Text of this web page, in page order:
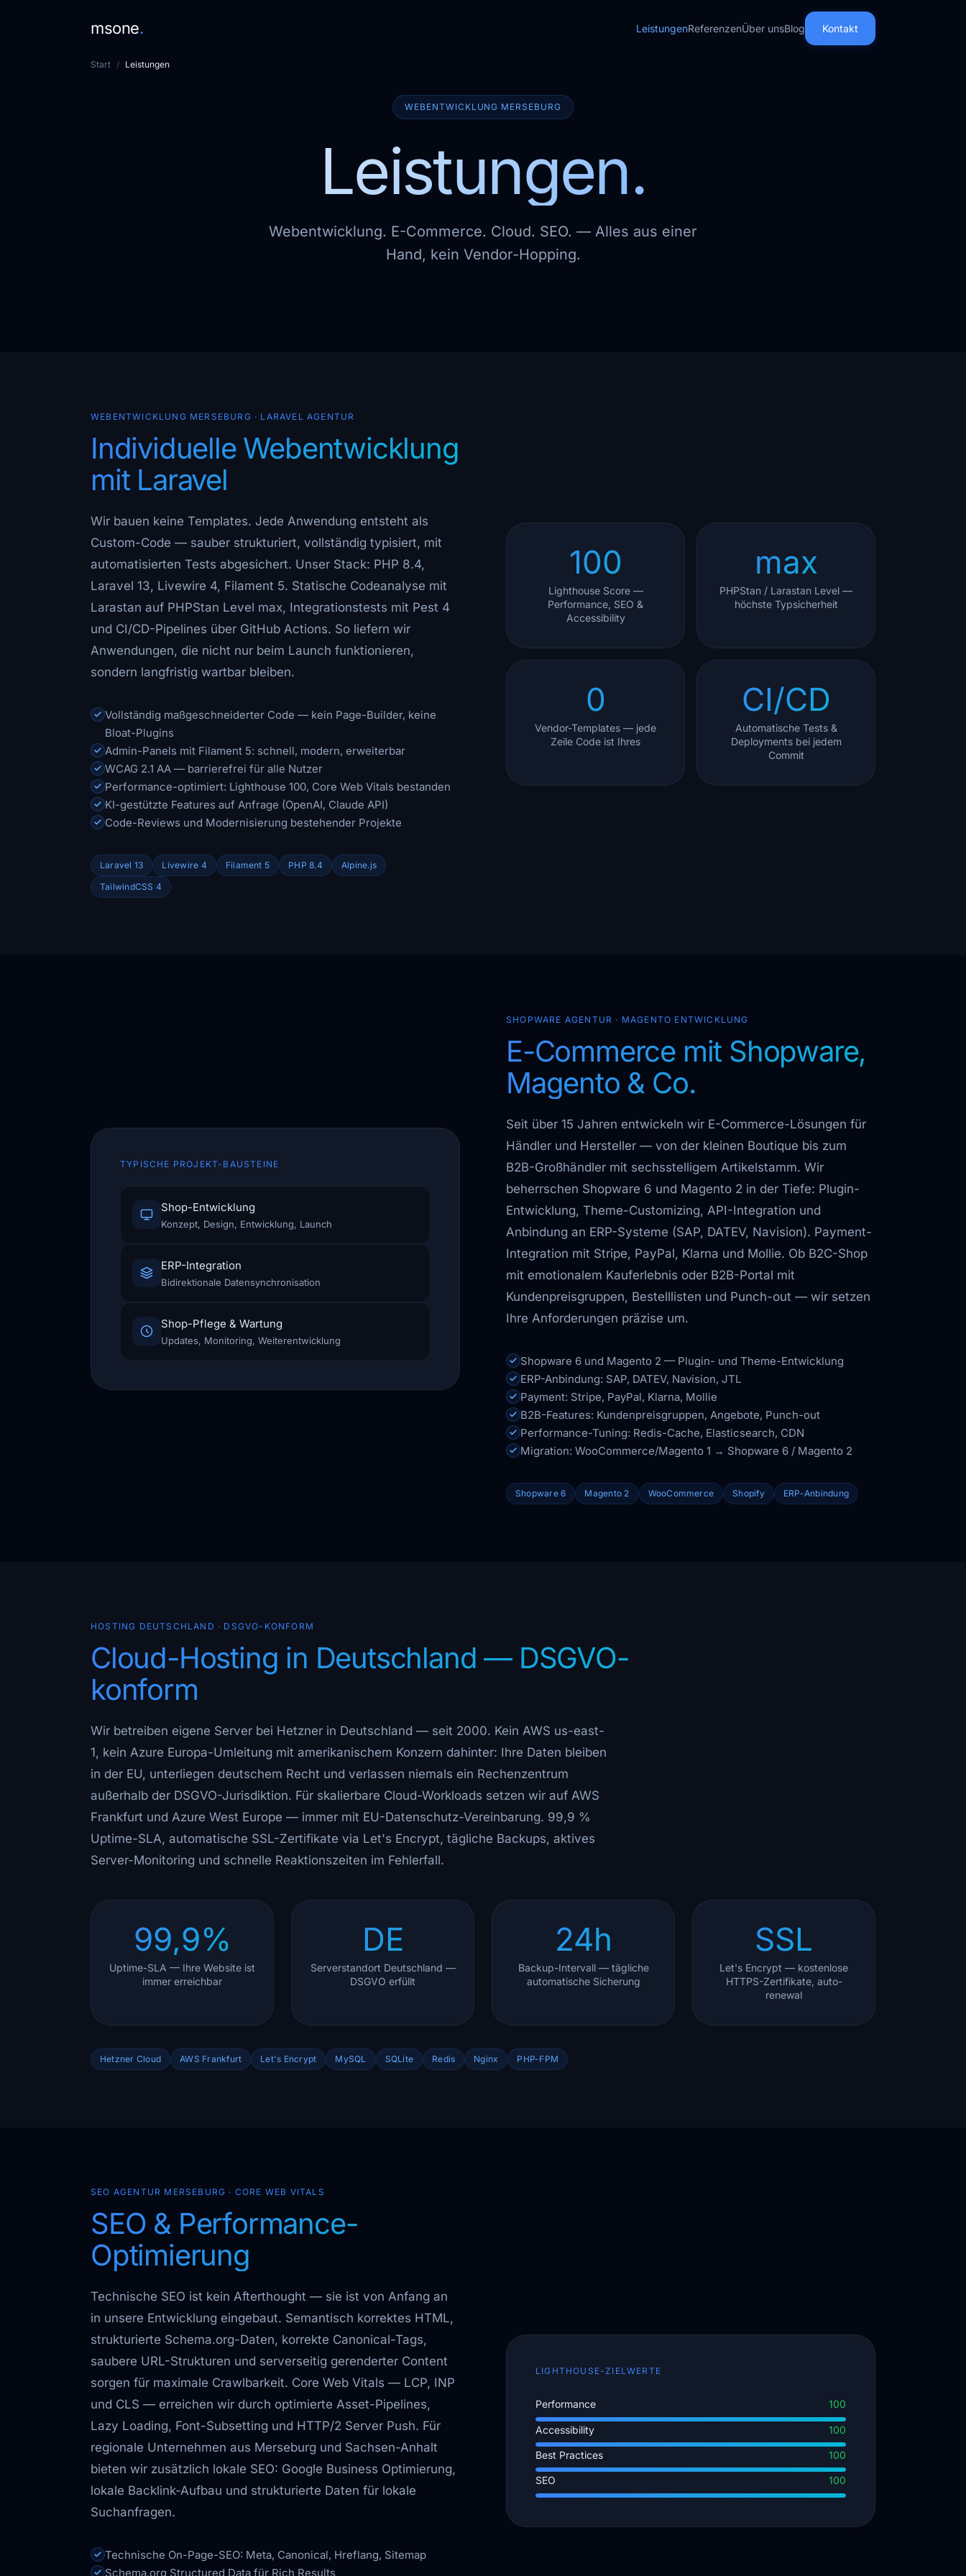
msone. LeistungenReferenzenÜber unsBlog Kontakt
Start Leistungen
WEBENTWICKLUNG MERSEBURG
Leistungen.
Webentwicklung. E-Commerce. Cloud. SEO. — Alles aus einer
Hand, kein Vendor-Hopping.
WEBENTWICKLUNG MERSEBURG · LARAVEL AGENTUR
Individuelle Webentwicklung
mit Laravel
Wir bauen keine Templates. Jede Anwendung entsteht als
Custom-Code — sauber strukturiert, vollständig typisiert, mit
automatisierten Tests abgesichert. Unser Stack: PHP 8.4,
Laravel 13, Livewire 4, Filament 5. Statische Codeanalyse mit
Larastan auf PHPStan Level max, Integrationstests mit Pest 4
und CI/CD-Pipelines über GitHub Actions. So liefern wir
Anwendungen, die nicht nur beim Launch funktionieren,
sondern langfristig wartbar bleiben.
Vollständig maßgeschneiderter Code — kein Page-Builder, keine
Bloat-Plugins
Admin-Panels mit Filament 5: schnell, modern, erweiterbar
WCAG 2.1 AA — barrierefrei für alle Nutzer
Performance-optimiert: Lighthouse 100, Core Web Vitals bestanden
KI-gestützte Features auf Anfrage (OpenAI, Claude API)
Code-Reviews und Modernisierung bestehender Projekte
Laravel 13 Livewire 4 Filament 5 PHP 8.4
Alpine.js
TailwindCSS 4
100
Lighthouse Score —
Performance, SEO &
Accessibility
max
PHPStan / Larastan Level —
höchste Typsicherheit
0
Vendor-Templates — jede
Zeile Code ist Ihres
CI/CD
Automatische Tests &
Deployments bei jedem
Commit
SHOPWARE AGENTUR · MAGENTO ENTWICKLUNG
E-Commerce mit Shopware,
Magento & Co.
Seit über 15 Jahren entwickeln wir E-Commerce-Lösungen für
Händler und Hersteller — von der kleinen Boutique bis zum
B2B-Großhändler mit sechsstelligem Artikelstamm. Wir
beherrschen Shopware 6 und Magento 2 in der Tiefe: Plugin-
Entwicklung, Theme-Customizing, API-Integration und
Anbindung an ERP-Systeme (SAP, DATEV, Navision). Payment-
Integration mit Stripe, PayPal, Klarna und Mollie. Ob B2C-Shop
mit emotionalem Kauferlebnis oder B2B-Portal mit
Kundenpreisgruppen, Bestelllisten und Punch-out — wir setzen
Ihre Anforderungen präzise um.
Shopware 6 und Magento 2 — Plugin- und Theme-Entwicklung
ERP-Anbindung: SAP, DATEV, Navision, JTL
Payment: Stripe, PayPal, Klarna, Mollie
B2B-Features: Kundenpreisgruppen, Angebote, Punch-out
Performance-Tuning: Redis-Cache, Elasticsearch, CDN
Migration: WooCommerce/Magento 1 → Shopware 6 / Magento 2
Shopware 6 Magento 2 WooCommerce Shopify ERP-Anbindung
TYPISCHE PROJEKT-BAUSTEINE
Shop-Entwicklung
Konzept, Design, Entwicklung, Launch
ERP-Integration
Bidirektionale Datensynchronisation
Shop-Pflege & Wartung
Updates, Monitoring, Weiterentwicklung
HOSTING DEUTSCHLAND · DSGVO-KONFORM
Cloud-Hosting in Deutschland — DSGVO-
konform
Wir betreiben eigene Server bei Hetzner in Deutschland — seit 2000. Kein AWS us-east-
1, kein Azure Europa-Umleitung mit amerikanischem Konzern dahinter: Ihre Daten bleiben
in der EU, unterliegen deutschem Recht und verlassen niemals ein Rechenzentrum
außerhalb der DSGVO-Jurisdiktion. Für skalierbare Cloud-Workloads setzen wir auf AWS
Frankfurt und Azure West Europe — immer mit EU-Datenschutz-Vereinbarung. 99,9 %
Uptime-SLA, automatische SSL-Zertifikate via Let's Encrypt, tägliche Backups, aktives
Server-Monitoring und schnelle Reaktionszeiten im Fehlerfall.
99,9%
Uptime-SLA — Ihre Website ist
immer erreichbar
DE
Serverstandort Deutschland —
DSGVO erfüllt
24h
Backup-Intervall — tägliche
automatische Sicherung
SSL
Let's Encrypt — kostenlose
HTTPS-Zertifikate, auto-
renewal
Hetzner Cloud AWS Frankfurt Let's Encrypt MySQL SQLite Redis Nginx PHP-FPM
SEO AGENTUR MERSEBURG · CORE WEB VITALS
SEO & Performance-
Optimierung
Technische SEO ist kein Afterthought — sie ist von Anfang an
in unsere Entwicklung eingebaut. Semantisch korrektes HTML,
strukturierte Schema.org-Daten, korrekte Canonical-Tags,
saubere URL-Strukturen und serverseitig gerenderter Content
sorgen für maximale Crawlbarkeit. Core Web Vitals — LCP, INP
und CLS — erreichen wir durch optimierte Asset-Pipelines,
Lazy Loading, Font-Subsetting und HTTP/2 Server Push. Für
regionale Unternehmen aus Merseburg und Sachsen-Anhalt
bieten wir zusätzlich lokale SEO: Google Business Optimierung,
lokale Backlink-Aufbau und strukturierte Daten für lokale
Suchanfragen.
Technische On-Page-SEO: Meta, Canonical, Hreflang, Sitemap
Schema.org Structured Data für Rich Results
LIGHTHOUSE-ZIELWERTE
Performance 100
Accessibility 100
Best Practices 100
SEO 100